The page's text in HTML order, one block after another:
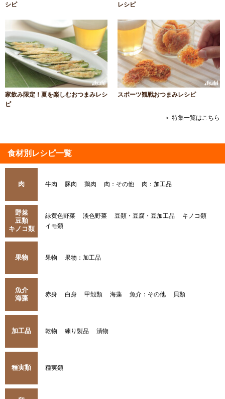
シピ
レシピ
家飲み限定！夏を楽しむおつまみレシ
ピ
スポーツ観戦おつまみレシピ
＞ 特集一覧はこちら
食材別レシピ一覧
肉 牛肉 豚肉 鶏肉 肉：その他 肉：加工品
野菜
豆類
キノコ類
緑黄色野菜 淡色野菜 豆類・豆腐・豆加工品
キノコ類
イモ類
果物 果物 果物：加工品
魚介
海藻
赤身 白身 甲殻類 海藻 魚介：その他 貝類
加工品 乾物 練り製品 漬物
種実類 種実類